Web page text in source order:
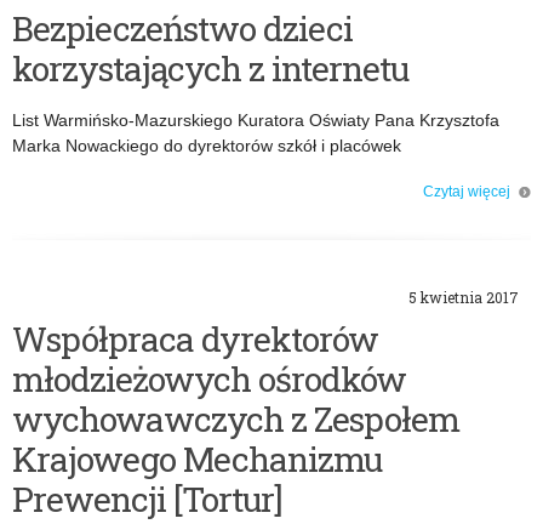
Bezpieczeństwo dzieci
korzystających z internetu
List Warmińsko-Mazurskiego Kuratora Oświaty Pana Krzysztofa
Marka Nowackiego do dyrektorów szkół i placówek
Czytaj więcej
5 kwietnia 2017
Współpraca dyrektorów
młodzieżowych ośrodków
wychowawczych z Zespołem
Krajowego Mechanizmu
Prewencji [Tortur]